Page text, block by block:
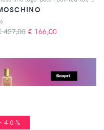
427,00 € 166,00
-40%